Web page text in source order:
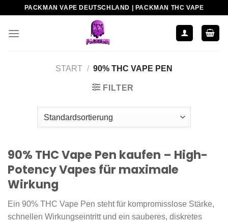
springen
PACKMAN VAPE DEUTSCHLAND | PACKMAN THC VAPE
START / 90% THC VAPE PEN
FILTER
90% THC Vape Pen kaufen – High-
Potency Vapes für maximale
Wirkung
Ein 90% THC Vape Pen steht für kompromisslose Stärke,
schnellen Wirkungseintritt und ein sauberes, diskretes